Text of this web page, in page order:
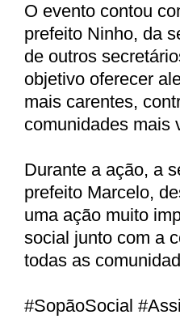
O evento contou
prefeito Ninho, da
de outros
objetivo oferecer
mais carentes,
comunidades mais
Durante a ação, a
prefeito Marcelo,
uma ação muito
social junto com a
todas as
#SopãoSocial